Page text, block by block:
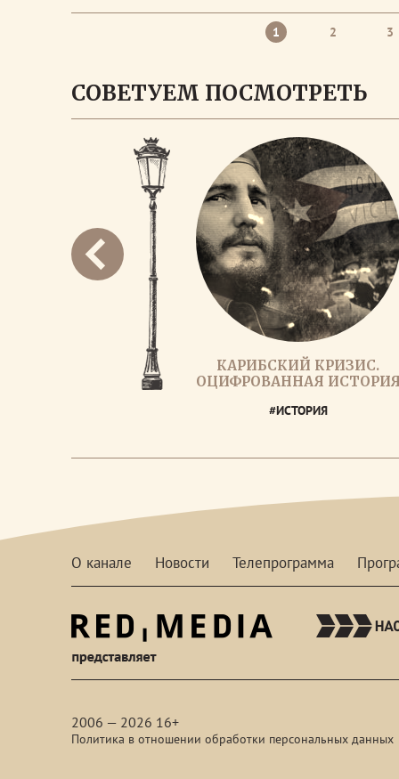
1 2 3
СОВЕТУЕМ ПОСМОТРЕТЬ
КАРИБСКИЙ КРИЗИС.
ОЦИФРОВАННАЯ
#ИСТОРИЯ
О канале Новости Телепрограмма
2006 — 2026 16+
Политика в отношении обработки персональных данных